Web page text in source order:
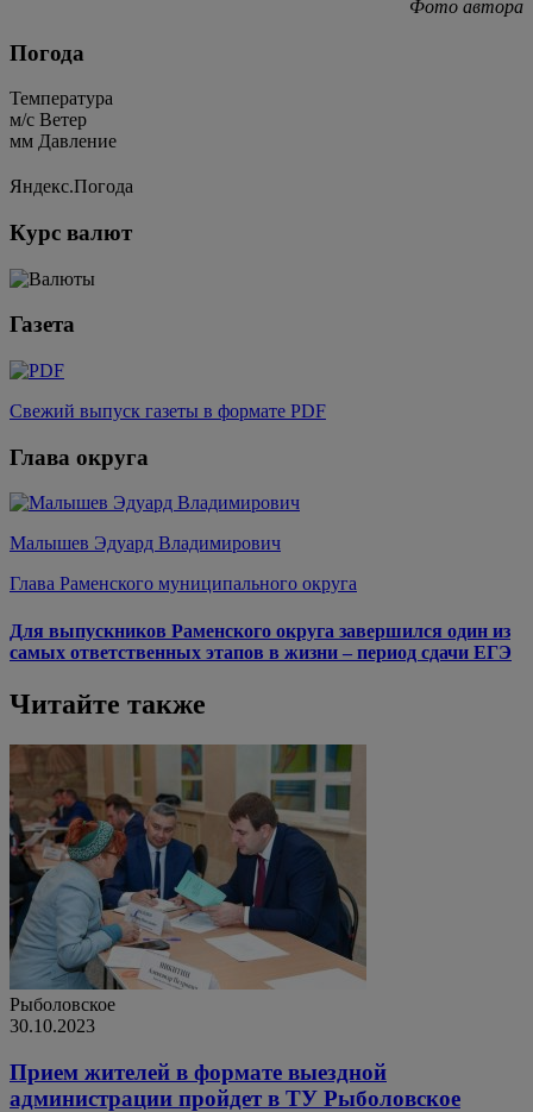
Фото автора
Погода
Температура
м/c Ветер
мм Давление
Яндекс.Погода
Курс валют
Газета
Свежий выпуск газеты в формате PDF
Глава округа
Малышев Эдуард Владимирович
Глава Раменского муниципального округа
Для выпускников Раменского округа завершился один из
самых ответственных этапов в жизни – период сдачи ЕГЭ
Читайте также
Рыболовское
30.10.2023
Прием жителей в формате выездной
администрации пройдет в ТУ Рыболовское